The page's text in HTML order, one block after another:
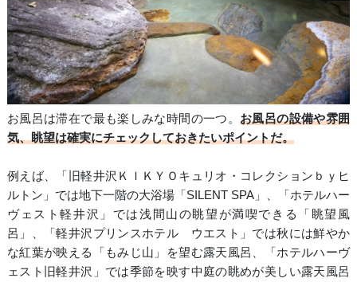
お風呂は滞在で最も楽しみな時間の一つ。お風呂の設備や雰囲
気、眺望は確実にチェックしておきたいポイントだ。
例えば、「旧軽井沢ＫＩＫＹＯキュリオ・コレクションｂｙヒ
ルトン」では地下一階の大浴場「SILENT SPA」、「ホテルハー
ヴェスト軽井沢」では浅間山の眺望が満喫できる「眺望風
呂」、「軽井沢プリンスホテル ウエスト」では秋には鮮やか
な紅葉が映える「もみじ山」を望む露天風呂、「ホテルハーヴ
ェスト旧軽井沢」では季節を映す中庭の眺めが美しい露天風呂